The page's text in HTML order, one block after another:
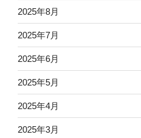
2025年8月
2025年7月
2025年6月
2025年5月
2025年4月
2025年3月